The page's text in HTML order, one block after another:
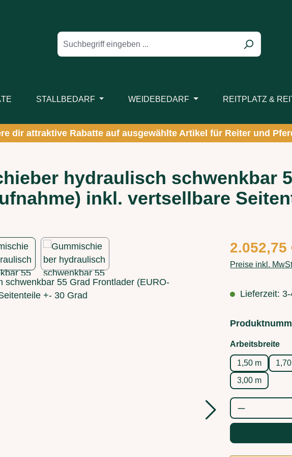
STALLBEDARF WEIDEBEDARF REITPLATZ &
dir attraktive Rabatte auf ausgewählte Artikel für Reiter und
hydraulisch schwenkbar
inkl. vertsellbare
Regulärer
2.052,75
Preise inkl.
Lieferzeit:
Arbeitsbreite
1,50 m
3,00 m
Produkt